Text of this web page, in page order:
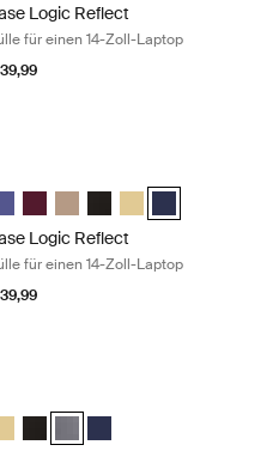
Logic Reflect
für einen 14-Zoll-Laptop
Rot
Beige
Horizontgelb (selected)
Sleeve Dark Blue
Logic Reflect 14" Laptop Sleeve
Case Logic Reflect 14" Laptop
Case Logic Reflect 14"
Case Logic Reflect 14"
Case Logic Reflect
Case Logic
Logic Reflect
für einen 14-Zoll-Laptop
Blue
Logic Reflect 13" Laptop Sleeve
Case Logic Reflect 13" Laptop
Case Logic Reflect 13"
Case Logic Reflect 13"